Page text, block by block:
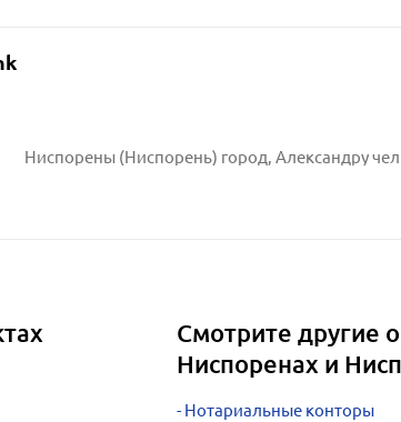
Ниспорены (Ниспорень) город, Александру чел Бун
Смотрите другие
Ниспоренах и
Нотариальные конторы